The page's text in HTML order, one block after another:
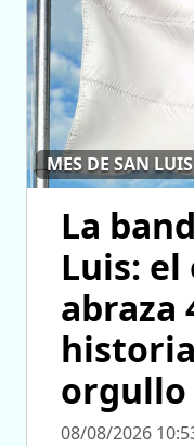
MES DE SAN LUIS
La
Luis:
abraza
orgullo
08/08/2026